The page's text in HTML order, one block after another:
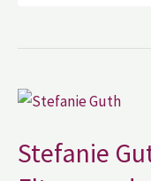
Stefanie
Stefanie
Guth
Online
Live
Elternrunde,